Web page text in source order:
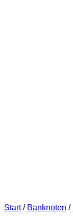
Start / Banknoten /